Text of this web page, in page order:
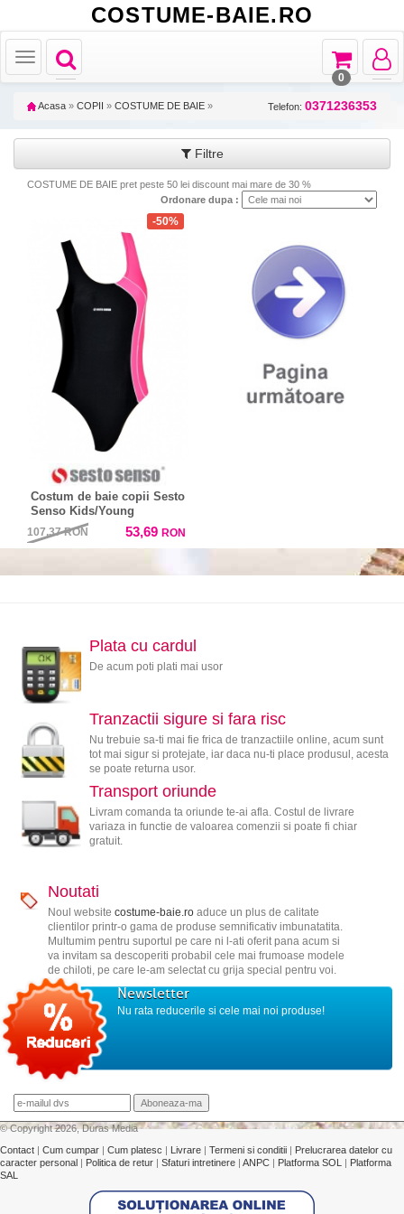
COSTUME-BAIE.RO
Toggle
navigation
Toggle
navigation
Toggle
Toggle
navigation
0
Acasa » COPII » COSTUME DE BAIE » Telefon: 0371236353
Filtre
COSTUME DE BAIE pret peste 50 lei discount mai mare de 30 %
Ordonare dupa :
-50%
Costum de baie copii Sesto
Senso Kids/Young
107,37RON 53,69 RON
Plata cu cardul
De acum poti plati mai usor
Tranzactii sigure si fara risc
Nu trebuie sa-ti mai fie frica de tranzactiile online, acum sunt
tot mai sigur si protejate, iar daca nu-ti place produsul, acesta
se poate returna usor.
Transport oriunde
Livram comanda ta oriunde te-ai afla. Costul de livrare
variaza in functie de valoarea comenzii si poate fi chiar
gratuit.
Noutati
Noul website costume-baie.roaduce un plus de calitate
clientilor printr-o gama de produse semnificativ imbunatatita.
Multumim pentru suportul pe care ni l-ati oferit pana acum si
va invitam sa descoperiti probabil cele mai frumoase modele
de chiloti, pe care le-am selectat cu grija special pentru voi.
Newsletter
Nu rata reducerile si cele mai noi produse!
© Copyright 2026, Duras Media
Contact | Cum cumpar | Cum platesc | Livrare | Termeni si conditii | Prelucrarea datelor cu
caracter personal | Politica de retur | Sfaturi intretinere | ANPC | Platforma SOL | Platforma
SAL